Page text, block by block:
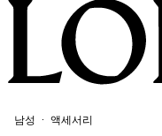
남성 액세서리